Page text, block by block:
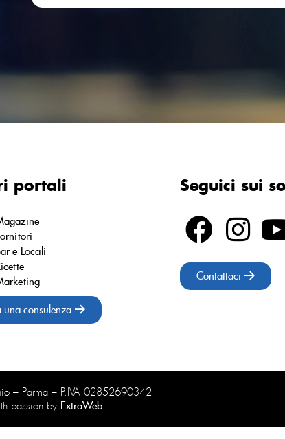
portali
e Locali
una consulenza
Seguici sui
Contattaci
– Parma – P.IVA 02852690342
passion by ExtraWeb